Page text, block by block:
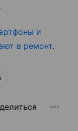
и
в ремонт.